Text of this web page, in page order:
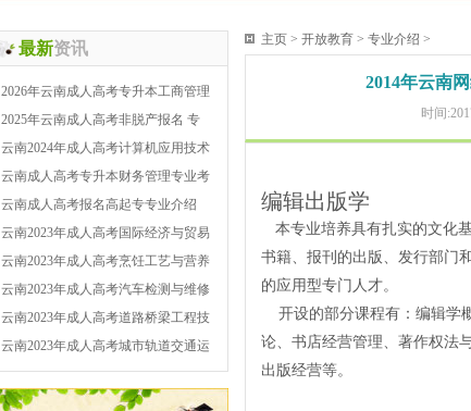
最新资讯
2026年云南成人高考专升本工商管理
2025年云南成人高考非脱产报名 专
云南2024年成人高考计算机应用技术
云南成人高考专升本财务管理专业考
云南成人高考报名高起专专业介绍
云南2023年成人高考国际经济与贸易
云南2023年成人高考烹饪工艺与营养
云南2023年成人高考汽车检测与维修
云南2023年成人高考道路桥梁工程技
云南2023年成人高考城市轨道交通运
主页 > 开放教育 > 专业介绍 >
2014年云南
时间
编辑出版学
本专业培养具有扎实的文化
书籍、报刊的出版、发行部门
的应用型专门人才。
开设的部分课程有：编辑学
论、书店经营管理、著作权法
出版经营等。